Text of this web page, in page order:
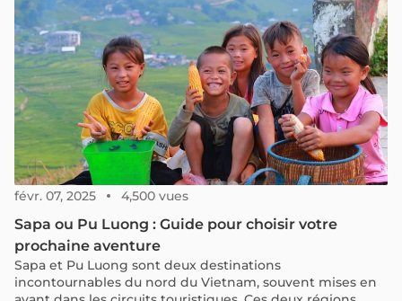
févr. 07, 2025 4,500 vues
Sapa ou Pu Luong : Guide pour choisir votre
prochaine aventure
Sapa et Pu Luong sont deux destinations
incontournables du nord du Vietnam, souvent mises en